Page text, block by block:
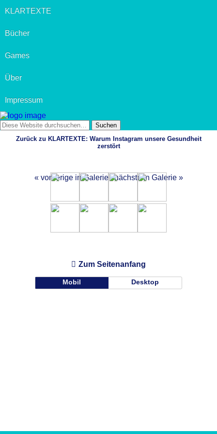
KLARTEXTE
Bücher
Games
Über
Impressum
Zurück zu KLARTEXTE: Warum Instagram unsere Gesundheit
zerstört
« vorherige in Galerie nächste in Galerie »
Zum Seitenanfang
Mobil Desktop